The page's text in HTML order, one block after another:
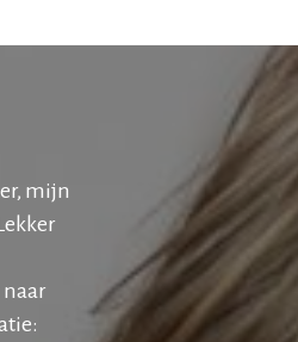
mijn